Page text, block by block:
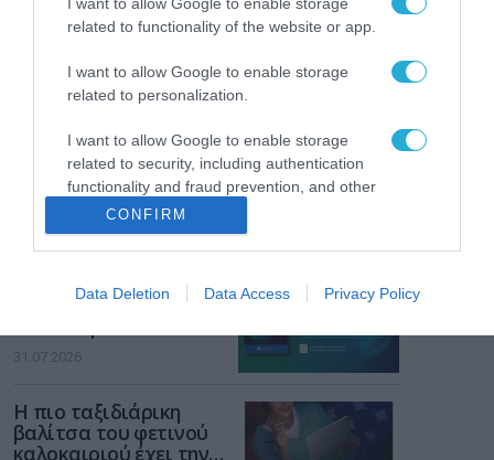
I want to allow Google to enable storage
related to functionality of the website or app.
I want to allow Google to enable storage
related to personalization.
I want to allow Google to enable storage
related to security, including authentication
functionality and fraud prevention, and other
user protection.
CONFIRM
Data Deletion Data Access Privacy Policy
διαδίκτυο
ΑΑΔΕ: Διευκρινίσεις
παραβάσεις που
αφορούν τους ΦΗΜ
Σ. Καλαφάτης: «Η
Τεχνητή Νοημοσύνη
δεν είναι απλώς μια
νέα τεχνολογία, είναι
μια νέα βιομηχανική
31.07.2026
Νέος οδηγός του ΕΚΤ
για τη χρηματοδότηση
επιχειρήσεων στον
χώρο της άμυνας
31.07.2026
Η πιο ταξιδιάρικη
βαλίτσα του φετινού
καλοκαιριού έχει την